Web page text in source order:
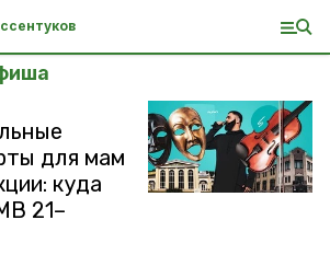
для мам
куда
21–